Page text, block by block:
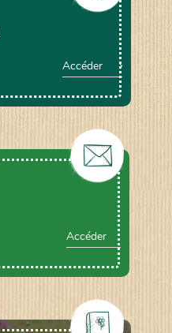
Accéder
Accéder